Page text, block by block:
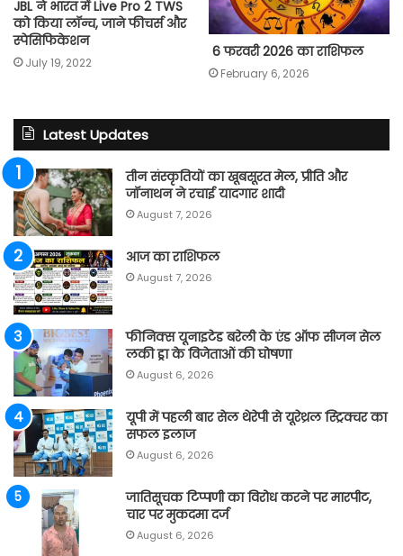
JBL ने भारत में Live Pro 2 TWS
को किया लॉन्च, जाने फीचर्स और
स्पेसिफिकेशन
July 19, 2022
6 फरवरी 2026 का राशिफल
February 6, 2026
Latest Updates
तीन संस्कृतियों का खूबसूरत मेल, प्रीति और
जॉनाथन ने रचाई यादगार शादी
August 7, 2026
आज का राशिफल
August 7, 2026
फीनिक्स यूनाइटेड बरेली के एंड ऑफ सीजन सेल
लकी ड्रा के विजेताओं की घोषणा
August 6, 2026
यूपी में पहली बार सेल थेरेपी से यूरेथ्रल स्ट्रिक्चर का
सफल इलाज
August 6, 2026
जातिसूचक टिप्पणी का विरोध करने पर मारपीट,
चार पर मुकदमा दर्ज
August 6, 2026